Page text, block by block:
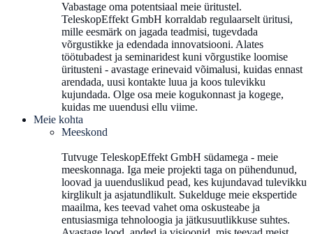
Vabastage oma potentsiaal meie üritustel.
TeleskopEffekt GmbH korraldab regulaarselt üritusi,
mille eesmärk on jagada teadmisi, tugevdada
võrgustikke ja edendada innovatsiooni. Alates
töötubadest ja seminaridest kuni võrgustike loomise
üritusteni - avastage erinevaid võimalusi, kuidas ennast
arendada, uusi kontakte luua ja koos tulevikku
kujundada. Olge osa meie kogukonnast ja kogege,
kuidas me uuendusi ellu viime.
Meie kohta
Meeskond
Tutvuge TeleskopEffekt GmbH südamega - meie
meeskonnaga. Iga meie projekti taga on pühendunud,
loovad ja uuenduslikud pead, kes kujundavad tulevikku
kirglikult ja asjatundlikult. Sukelduge meie ekspertide
maailma, kes teevad vahet oma oskusteabe ja
entusiasmiga tehnoloogia ja jätkusuutlikkuse suhtes.